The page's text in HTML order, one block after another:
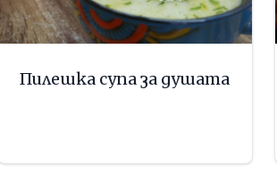
Пилешка супа за душата